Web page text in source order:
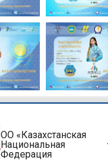
ОО «Казахстанская
Национальная
Федерация